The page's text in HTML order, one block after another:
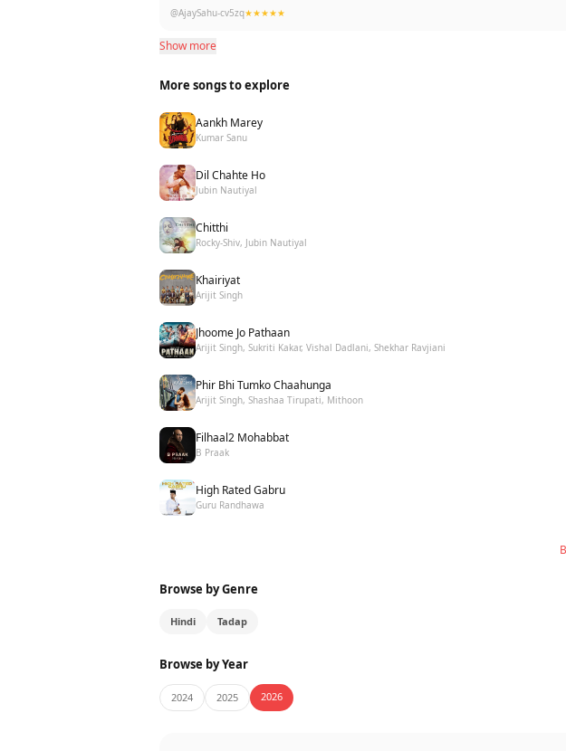
@AjaySahu-cv5zq★★★★★
Show more
More songs to explore
Aankh Marey
Kumar Sanu
Dil Chahte Ho
Jubin Nautiyal
Chitthi
Rocky-Shiv, Jubin Nautiyal
Khairiyat
Arijit Singh
Jhoome Jo Pathaan
Arijit Singh, Sukriti Kakar, Vishal Dadlani, Shekhar Ravjiani
Phir Bhi Tumko Chaahunga
Arijit Singh, Shashaa Tirupati, Mithoon
Filhaal2 Mohabbat
B Praak
High Rated Gabru
Guru Randhawa
Browse by Genre
Hindi Tadap
Browse by Year
2024 2025 2026